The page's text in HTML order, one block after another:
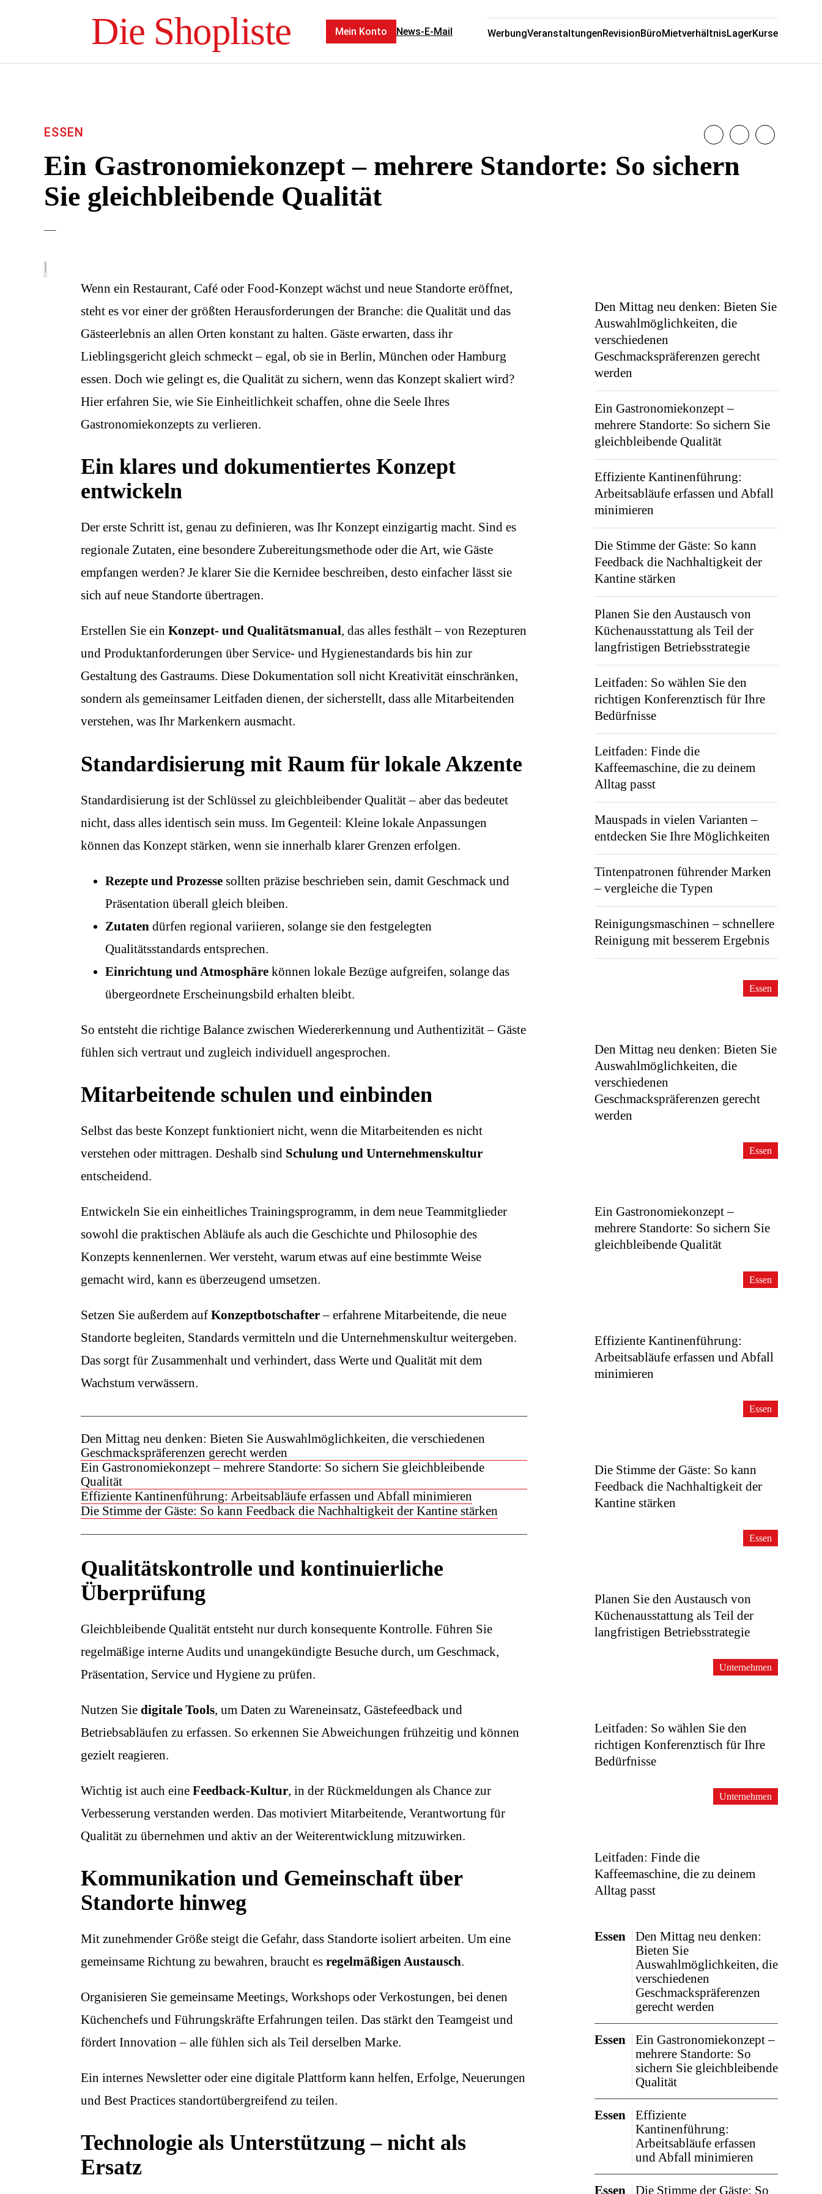
Die Shopliste WerbungVeranstaltungenRevisionBüroMietverhältnisLagerKurse
Mein Konto News-E-Mail
Ein Gastronomiekonzept – mehrere Standorte: So sichern
Sie gleichbleibende Qualität
ESSEN
Wenn ein Restaurant, Café oder Food-Konzept wächst und neue Standorte eröffnet,
steht es vor einer der größten Herausforderungen der Branche: die Qualität und das
Gästeerlebnis an allen Orten konstant zu halten. Gäste erwarten, dass ihr
Lieblingsgericht gleich schmeckt – egal, ob sie in Berlin, München oder Hamburg
essen. Doch wie gelingt es, die Qualität zu sichern, wenn das Konzept skaliert wird?
Hier erfahren Sie, wie Sie Einheitlichkeit schaffen, ohne die Seele Ihres
Gastronomiekonzepts zu verlieren.
Ein klares und dokumentiertes Konzept
entwickeln
Der erste Schritt ist, genau zu definieren, was Ihr Konzept einzigartig macht. Sind es
regionale Zutaten, eine besondere Zubereitungsmethode oder die Art, wie Gäste
empfangen werden? Je klarer Sie die Kernidee beschreiben, desto einfacher lässt sie
sich auf neue Standorte übertragen.
Erstellen Sie ein Konzept- und Qualitätsmanual, das alles festhält – von Rezepturen
und Produktanforderungen über Service- und Hygienestandards bis hin zur
Gestaltung des Gastraums. Diese Dokumentation soll nicht Kreativität einschränken,
sondern als gemeinsamer Leitfaden dienen, der sicherstellt, dass alle Mitarbeitenden
verstehen, was Ihr Markenkern ausmacht.
Standardisierung mit Raum für lokale Akzente
Standardisierung ist der Schlüssel zu gleichbleibender Qualität – aber das bedeutet
nicht, dass alles identisch sein muss. Im Gegenteil: Kleine lokale Anpassungen
können das Konzept stärken, wenn sie innerhalb klarer Grenzen erfolgen.
Rezepte und Prozesse sollten präzise beschrieben sein, damit Geschmack und
Präsentation überall gleich bleiben.
Zutaten dürfen regional variieren, solange sie den festgelegten
Qualitätsstandards entsprechen.
Einrichtung und Atmosphäre können lokale Bezüge aufgreifen, solange das
übergeordnete Erscheinungsbild erhalten bleibt.
So entsteht die richtige Balance zwischen Wiedererkennung und Authentizität – Gäste
fühlen sich vertraut und zugleich individuell angesprochen.
Mitarbeitende schulen und einbinden
Selbst das beste Konzept funktioniert nicht, wenn die Mitarbeitenden es nicht
verstehen oder mittragen. Deshalb sind Schulung und Unternehmenskultur
entscheidend.
Entwickeln Sie ein einheitliches Trainingsprogramm, in dem neue Teammitglieder
sowohl die praktischen Abläufe als auch die Geschichte und Philosophie des
Konzepts kennenlernen. Wer versteht, warum etwas auf eine bestimmte Weise
gemacht wird, kann es überzeugend umsetzen.
Setzen Sie außerdem auf Konzeptbotschafter– erfahrene Mitarbeitende, die neue
Standorte begleiten, Standards vermitteln und die Unternehmenskultur weitergeben.
Das sorgt für Zusammenhalt und verhindert, dass Werte und Qualität mit dem
Wachstum verwässern.
Den Mittag neu denken: Bieten Sie Auswahlmöglichkeiten, die verschiedenen
Geschmackspräferenzen gerecht werden
Ein Gastronomiekonzept – mehrere Standorte: So sichern Sie gleichbleibende
Qualität
Effiziente Kantinenführung: Arbeitsabläufe erfassen und Abfall minimieren
Die Stimme der Gäste: So kann Feedback die Nachhaltigkeit der Kantine stärken
Qualitätskontrolle und kontinuierliche
Überprüfung
Gleichbleibende Qualität entsteht nur durch konsequente Kontrolle. Führen Sie
regelmäßige interne Audits und unangekündigte Besuche durch, um Geschmack,
Präsentation, Service und Hygiene zu prüfen.
Nutzen Sie digitale Tools, um Daten zu Wareneinsatz, Gästefeedback und
Betriebsabläufen zu erfassen. So erkennen Sie Abweichungen frühzeitig und können
gezielt reagieren.
Wichtig ist auch eine Feedback-Kultur, in der Rückmeldungen als Chance zur
Verbesserung verstanden werden. Das motiviert Mitarbeitende, Verantwortung für
Qualität zu übernehmen und aktiv an der Weiterentwicklung mitzuwirken.
Kommunikation und Gemeinschaft über
Standorte hinweg
Mit zunehmender Größe steigt die Gefahr, dass Standorte isoliert arbeiten. Um eine
gemeinsame Richtung zu bewahren, braucht es regelmäßigen Austausch.
Organisieren Sie gemeinsame Meetings, Workshops oder Verkostungen, bei denen
Küchenchefs und Führungskräfte Erfahrungen teilen. Das stärkt den Teamgeist und
fördert Innovation – alle fühlen sich als Teil derselben Marke.
Ein internes Newsletter oder eine digitale Plattform kann helfen, Erfolge, Neuerungen
und Best Practices standortübergreifend zu teilen.
Technologie als Unterstützung – nicht als
Ersatz
Den Mittag neu denken: Bieten Sie
Auswahlmöglichkeiten, die
verschiedenen
Geschmackspräferenzen gerecht
werden
Ein Gastronomiekonzept –
mehrere Standorte: So sichern Sie
gleichbleibende Qualität
Effiziente Kantinenführung:
Arbeitsabläufe erfassen und Abfall
minimieren
Die Stimme der Gäste: So kann
Feedback die Nachhaltigkeit der
Kantine stärken
Planen Sie den Austausch von
Küchenausstattung als Teil der
langfristigen Betriebsstrategie
Leitfaden: So wählen Sie den
richtigen Konferenztisch für Ihre
Bedürfnisse
Leitfaden: Finde die
Kaffeemaschine, die zu deinem
Alltag passt
Mauspads in vielen Varianten –
entdecken Sie Ihre Möglichkeiten
Tintenpatronen führender Marken
– vergleiche die Typen
Reinigungsmaschinen – schnellere
Reinigung mit besserem Ergebnis
Den Mittag neu denken: Bieten Sie
Auswahlmöglichkeiten, die
verschiedenen
Geschmackspräferenzen gerecht
werden
Essen
Ein Gastronomiekonzept –
mehrere Standorte: So sichern Sie
gleichbleibende Qualität
Essen
Effiziente Kantinenführung:
Arbeitsabläufe erfassen und Abfall
minimieren
Essen
Die Stimme der Gäste: So kann
Feedback die Nachhaltigkeit der
Kantine stärken
Essen
Planen Sie den Austausch von
Küchenausstattung als Teil der
langfristigen Betriebsstrategie
Essen
Leitfaden: So wählen Sie den
richtigen Konferenztisch für Ihre
Bedürfnisse
Unternehmen
Leitfaden: Finde die
Kaffeemaschine, die zu deinem
Alltag passt
Unternehmen
Den Mittag neu denken:
Bieten Sie
Auswahlmöglichkeiten, die
verschiedenen
Geschmackspräferenzen
gerecht werden
Essen
Ein Gastronomiekonzept –
mehrere Standorte: So
sichern Sie gleichbleibende
Qualität
Essen
Effiziente
Kantinenführung:
Arbeitsabläufe erfassen
und Abfall minimieren
Essen
Die Stimme der Gäste: So
Essen